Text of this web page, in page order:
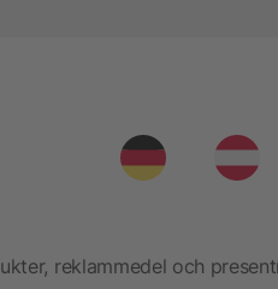
reklammedel och